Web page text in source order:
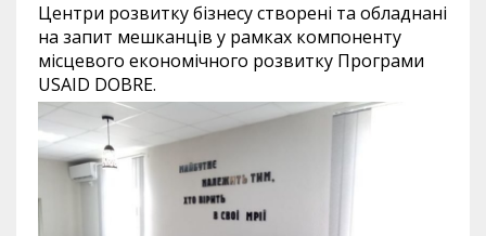
Центри розвитку бізнесу створені та обладнані
на запит мешканців у рамках компоненту
місцевого економічного розвитку Програми
USAID DOBRE.